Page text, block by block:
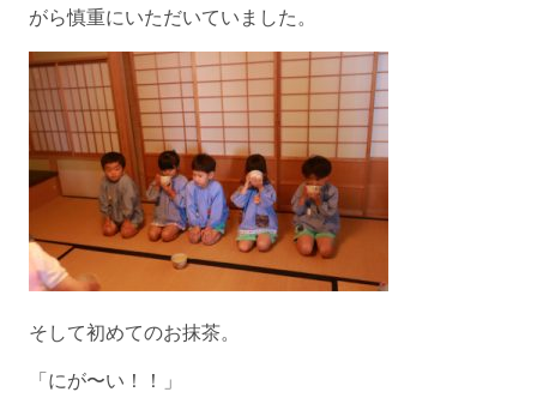
がら慎重にいただいていました。
そして初めてのお抹茶。
「にが〜い！！」